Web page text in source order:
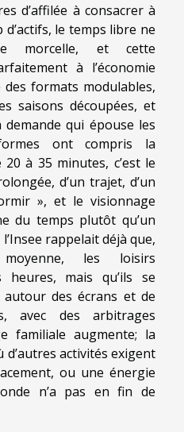
d’affilée à consacrer à
le temps libre ne
morcelle, et cette
à l’économie
formats modulables,
saisons découpées, et
qui épouse les
ont compris la
à 35 minutes, c’est le
d’un trajet, d’un
», et le visionnage
du temps plutôt qu’un
rappelait déjà que,
les loisirs
heures, mais qu’ils se
des écrans et de
avec des arbitrages
familiale augmente; la
d’autres activités exigent
ou une énergie
n’a pas en fin de